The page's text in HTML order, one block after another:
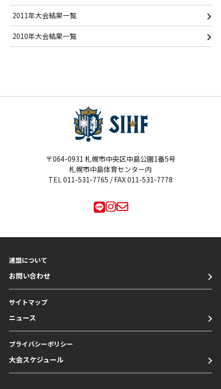
2011年大会結果一覧
2010年大会結果一覧
〒064-0931 札幌市中央区中島公園1番5号
札幌市中島体育センター内
TEL011-531-7765 / FAX 011-531-7778
お問い合わせ
プライバシーポリシー
ニュース
連盟について
サイトマップ
大会スケジュール